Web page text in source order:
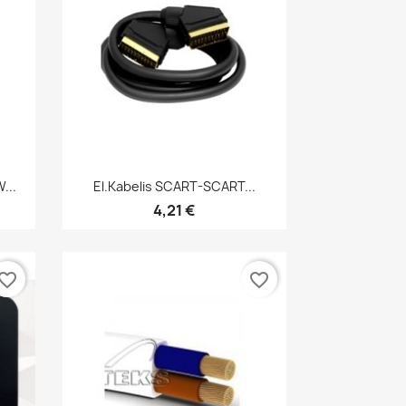
Greita peržiūra
El.kabelis SCART-SCART...
4,21 €
favorite_border